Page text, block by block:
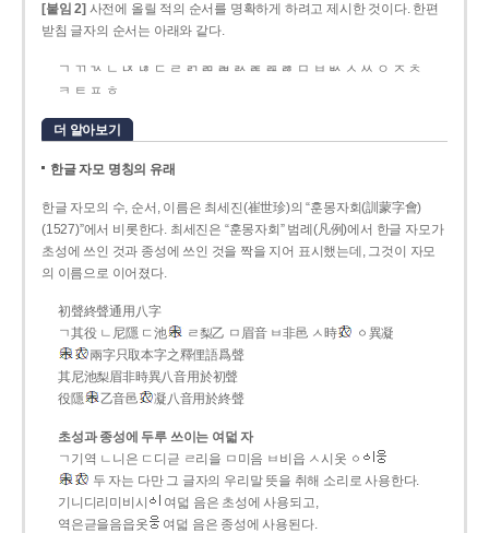
[붙임 2] 사전에 올릴 적의 순서를 명확하게 하려고 제시한 것이다. 한편
받침 글자의 순서는 아래와 같다.
ㄱ ㄲ ㄳ ㄴ ㄵ ㄶ ㄷ ㄹ ㄺ ㄻ ㄼ ㄽ ㄾ ㄿ ㅀ ㅁ ㅂ ㅄ ㅅ ㅆ ㅇ ㅈ ㅊ
ㅋ ㅌ ㅍ ㅎ
더 알아보기
한글 자모 명칭의 유래
한글 자모의 수, 순서, 이름은 최세진(崔世珍)의 “훈몽자회(訓蒙字會)
(1527)”에서 비롯한다. 최세진은 “훈몽자회” 범례(凡例)에서 한글 자모가
초성에 쓰인 것과 종성에 쓰인 것을 짝을 지어 표시했는데, 그것이 자모
의 이름으로 이어졌다.
初聲終聲通用八字
ㄱ其役 ㄴ尼隱 ㄷ池
ㄹ梨乙 ㅁ眉音 ㅂ非邑 ㅅ時
ㆁ異凝
兩字只取本字之釋俚語爲聲
其尼池梨眉非時異八音用於初聲
役隱
乙音邑 凝八音用於終聲
초성과 종성에 두루 쓰이는 여덟 자
ㄱ기역 ㄴ니은 ㄷ디귿 ㄹ리을 ㅁ미음 ㅂ비읍 ㅅ시옷 ㆁ
두 자는 다만 그 글자의 우리말 뜻을 취해 소리로 사용한다.
기니디리미비시
여덟 음은 초성에 사용되고,
역은귿을음읍옷
여덟 음은 종성에 사용된다.